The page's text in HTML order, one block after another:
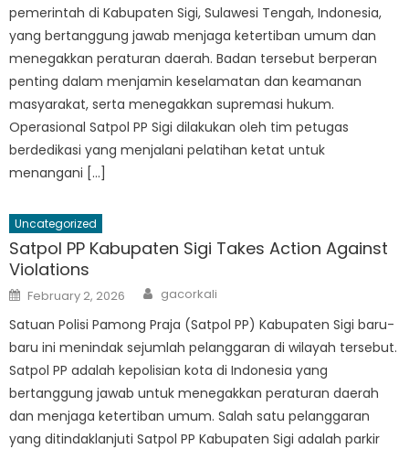
pemerintah di Kabupaten Sigi, Sulawesi Tengah, Indonesia,
yang bertanggung jawab menjaga ketertiban umum dan
menegakkan peraturan daerah. Badan tersebut berperan
penting dalam menjamin keselamatan dan keamanan
masyarakat, serta menegakkan supremasi hukum.
Operasional Satpol PP Sigi dilakukan oleh tim petugas
berdedikasi yang menjalani pelatihan ketat untuk
menangani […]
Uncategorized
Satpol PP Kabupaten Sigi Takes Action Against
Violations
Posted
on
February 2, 2026 Author
gacorkali
Satuan Polisi Pamong Praja (Satpol PP) Kabupaten Sigi baru-
baru ini menindak sejumlah pelanggaran di wilayah tersebut.
Satpol PP adalah kepolisian kota di Indonesia yang
bertanggung jawab untuk menegakkan peraturan daerah
dan menjaga ketertiban umum. Salah satu pelanggaran
yang ditindaklanjuti Satpol PP Kabupaten Sigi adalah parkir